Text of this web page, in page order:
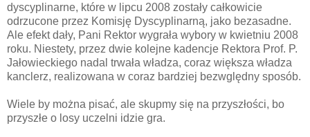
dyscyplinarne, które w lipcu 2008 zostały całkowicie
odrzucone przez Komisję Dyscyplinarną, jako bezasadne.
Ale efekt dały, Pani Rektor wygrała wybory w kwietniu 2008
roku. Niestety, przez dwie kolejne kadencje Rektora Prof. P.
Jałowieckiego nadal trwała władza, coraz większa władza
kanclerz, realizowana w coraz bardziej bezwględny sposób.
Wiele by można pisać, ale skupmy się na przyszłości, bo
przyszłe o losy uczelni idzie gra.